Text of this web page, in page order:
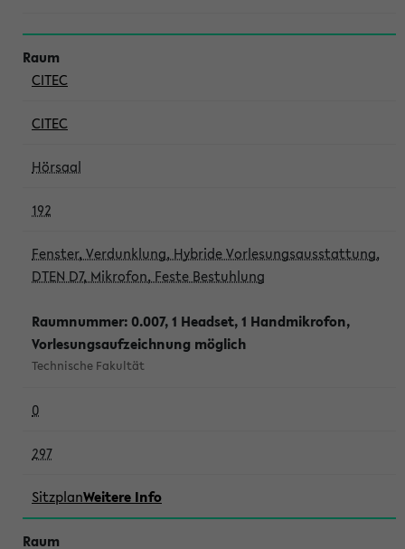
CITEC
CITEC
Hörsaal
192
Fenster, Verdunklung, Hybride Vorlesungsausstattung,
DTEN D7, Mikrofon, Feste Bestuhlung
Raumnummer: 0.007, 1 Headset, 1 Handmikrofon,
Vorlesungsaufzeichnung möglich
Technische Fakultät
0
297
SitzplanWeitere Info